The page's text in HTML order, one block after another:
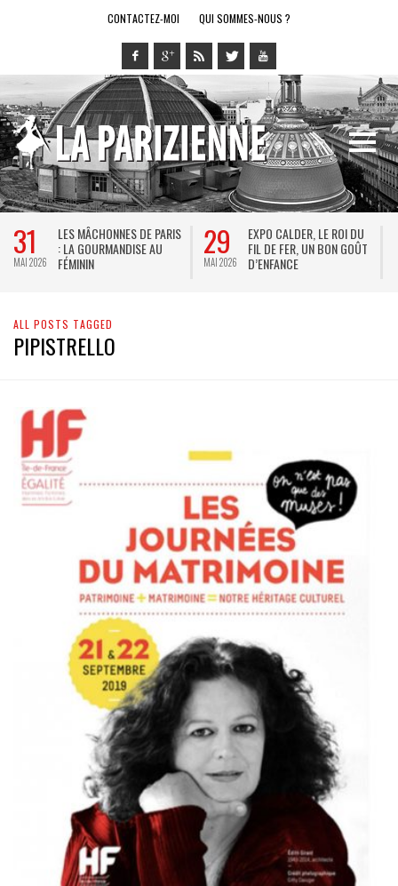
CONTACTEZ-MOI QUI SOMMES-NOUS ?
31
MAI 2026
LES MÂCHONNES DE PARIS
: LA GOURMANDISE AU
FÉMININ
29
MAI 2026
EXPO CALDER, LE ROI DU
FIL DE FER, UN BON GOÛT
D’ENFANCE
ALL POSTS TAGGED
PIPISTRELLO